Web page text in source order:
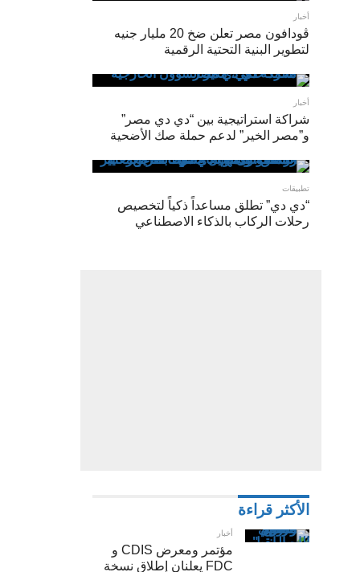
اضبط
سرعة
الغالق
ليبقى
مفتوحًا
لفترة
بما
الصورة
على
أخبار
ڤودافون مصر تعلن ضخ 20 مليار جنيه
لتطوير البنية التحتية الرقمية
أخبار
شراكة استراتيجية بين “دي دي مصر”
و”مصر الخير” لدعم حملة صك الأضحية
تطبيقات
“دي دي” تطلق مساعداً ذكياً لتخصيص
رحلات الركاب بالذكاء الاصطناعي
الأكثر قراءة
أخبار
مؤتمر ومعرض CDIS و
FDC يعلنان إطلاق نسخة